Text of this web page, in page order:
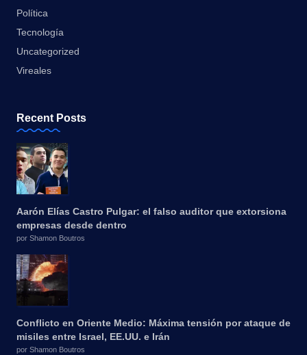
Política
Tecnología
Uncategorized
Vireales
Recent Posts
Aarón Elías Castro Pulgar: el falso auditor que extorsiona
empresas desde dentro
por Shamon Boutros
Conflicto en Oriente Medio: Máxima tensión por ataque de
misiles entre Israel, EE.UU. e Irán
por Shamon Boutros